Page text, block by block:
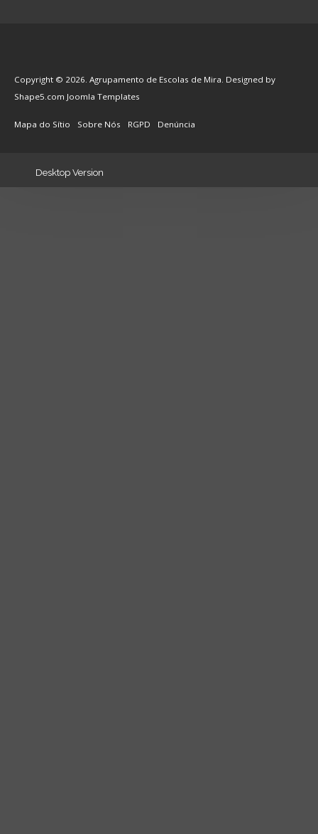
Copyright © 2026. Agrupamento de Escolas de Mira. Designed by
Shape5.com Joomla Templates
Mapa do Sítio Sobre Nós RGPD Denúncia
Desktop Version